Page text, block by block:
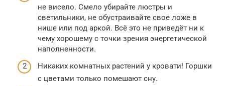
не висело. Смело убирайте люстры и
светильники, не обустраивайте свое ложе в
нише или под аркой. Всё это не приведёт ни к
чему хорошему с точки зрения энергетической
наполненности.
Никаких комнатных растений у кровати! Горшки
с цветами только помешают сну.